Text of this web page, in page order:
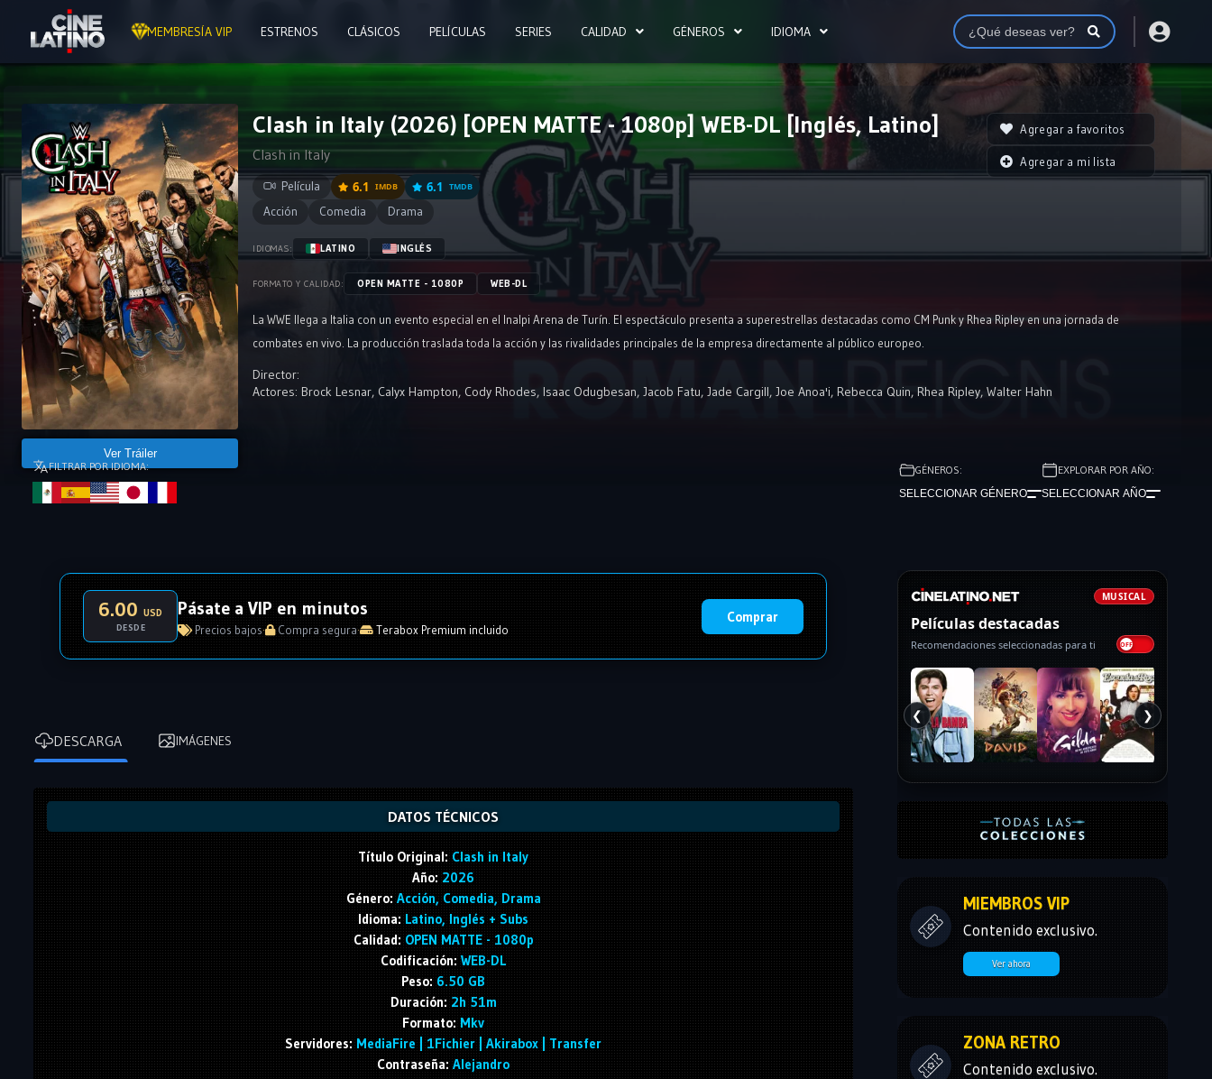
MEMBRESÍA VIP ESTRENOS CLÁSICOS PELÍCULAS SERIES CALIDAD GÉNEROS IDIOMA
Ver Tráiler
Clash in Italy (2026) [OPEN MATTE - 1080p] WEB-DL [Inglés, Latino]
Clash in Italy
Película 6.1 IMDB 6.1 TMDB
Acción Comedia Drama
IDIOMAS: LATINO INGLÉS
FORMATO Y CALIDAD: OPEN MATTE - 1080P WEB-DL
La WWE llega a Italia con un evento especial en el Inalpi Arena de Turín. El espectáculo presenta a superestrellas destacadas como CM Punk y Rhea Ripley en una jornada de
combates en vivo. La producción traslada toda la acción y las rivalidades principales de la empresa directamente al público europeo.
Director:
Actores: Brock Lesnar, Calyx Hampton, Cody Rhodes, Isaac Odugbesan, Jacob Fatu, Jade Cargill, Joe Anoa'i, Rebecca Quin, Rhea Ripley, Walter Hahn
Agregar a favoritos
Agregar a mi lista
FILTRAR POR IDIOMA: GÉNEROS:
SELECCIONAR GÉNERO
EXPLORAR POR AÑO:
SELECCIONAR AÑO
6.00USD
DESDE
Pásate a VIP en minutos
Precios bajos· Compra segura· Terabox Premium incluido
Comprar
DESCARGA IMÁGENES
DATOS TÉCNICOS
Título Original:Clash in Italy
Año:2026
Género:Acción, Comedia, Drama
Idioma:Latino, Inglés + Subs
Calidad:OPEN MATTE - 1080p
Codificación:WEB-DL
Peso:6.50 GB
Duración:2h 51m
Formato:Mkv
Servidores:MediaFire | 1Fichier | Akirabox | Transfer
Contraseña:Alejandro
MUSICAL
Películas destacadas
Recomendaciones seleccionadas para ti
❮ ❯
MIEMBROS VIP
Contenido exclusivo.
Ver ahora
ZONA RETRO
Contenido exclusivo.